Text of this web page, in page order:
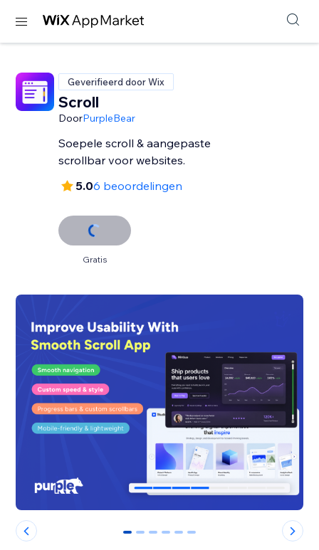
Geverifieerd door Wix
Scroll
DoorPurpleBear
Soepele scroll & aangepaste
scrollbar voor websites.
5.06 beoordelingen
Gratis
0 1 2 3 4 5